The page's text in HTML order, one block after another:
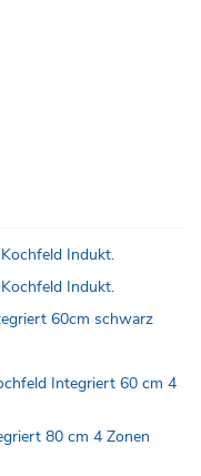
Indukt.
Indukt.
60cm schwarz
Integriert 60 cm 4
80 cm 4 Zonen